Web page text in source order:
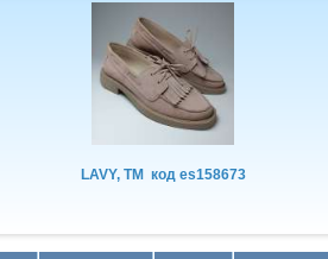
LAVY, TM кодes158673